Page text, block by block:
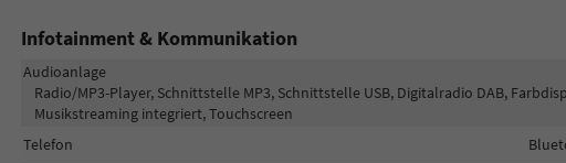
Infotainment & Kommunikation
Audioanlage
Radio/MP3-Player, Schnittstelle MP3, Schnittstelle USB, Digitalradio DAB,
Musikstreaming integriert, Touchscreen
Telefon